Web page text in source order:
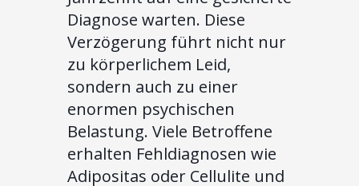
Diagnose warten. Diese
Verzögerung führt nicht nur
zu körperlichem Leid,
sondern auch zu einer
enormen psychischen
Belastung. Viele Betroffene
erhalten Fehldiagnosen wie
Adipositas oder Cellulite und